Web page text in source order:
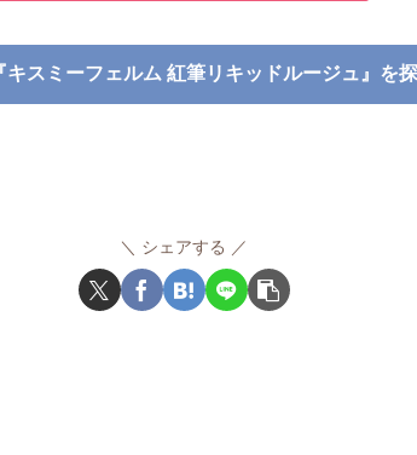
スミーフェルム 紅筆リキッドルージュ』を
シェアする